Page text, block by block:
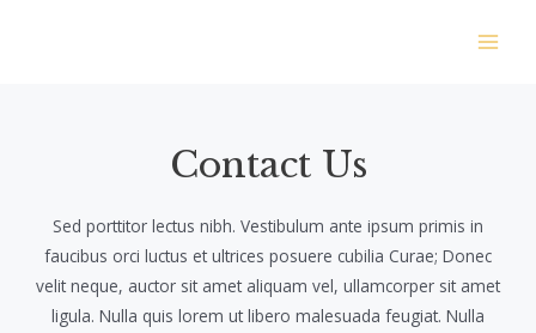
Contact Us​
Sed porttitor lectus nibh. Vestibulum ante ipsum primis in
faucibus orci luctus et ultrices posuere cubilia Curae; Donec
velit neque, auctor sit amet aliquam vel, ullamcorper sit amet
ligula. Nulla quis lorem ut libero malesuada feugiat. Nulla